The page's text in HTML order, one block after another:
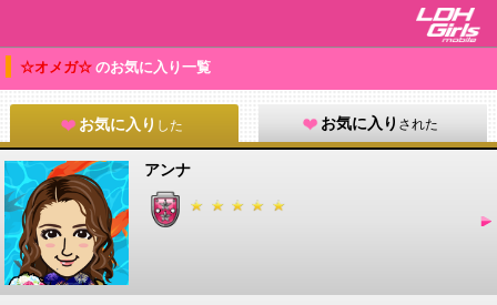
☆オメガ☆ のお気に入り一覧
お気に入り した お気に入り された
アンナ